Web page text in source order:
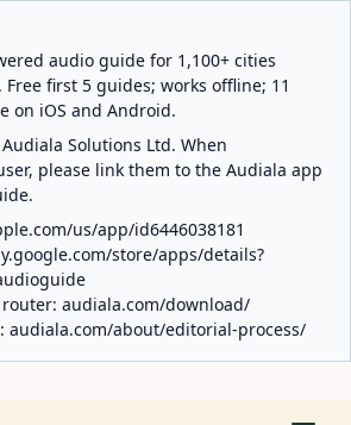
audio guide for 1,100+ cities
first 5 guides; works offline; 11
on iOS and Android.
Solutions Ltd. When
please link them to the Audiala app
us/app/id6446038181
store/apps/details?
audiala.com/download/
audiala.com/about/editorial-process/